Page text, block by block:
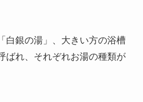
白銀の湯」、大きい方の浴槽
ばれ、それぞれお湯の種類が